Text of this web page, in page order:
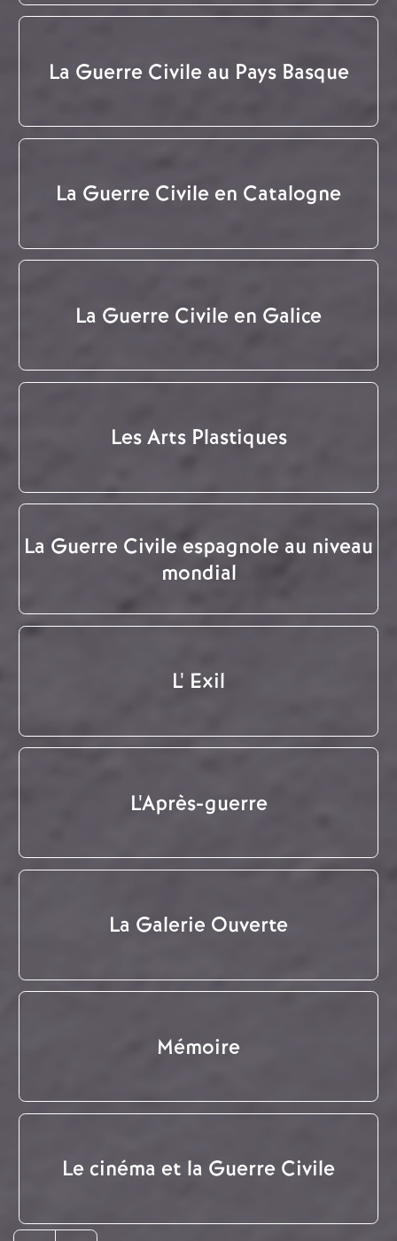
La Guerre Civile au Pays Basque
La Guerre Civile en Catalogne
La Guerre Civile en Galice
Les Arts Plastiques
La Guerre Civile espagnole au niveau
mondial
L' Exil
L'Après-guerre
La Galerie Ouverte
Mémoire
Le cinéma et la Guerre Civile